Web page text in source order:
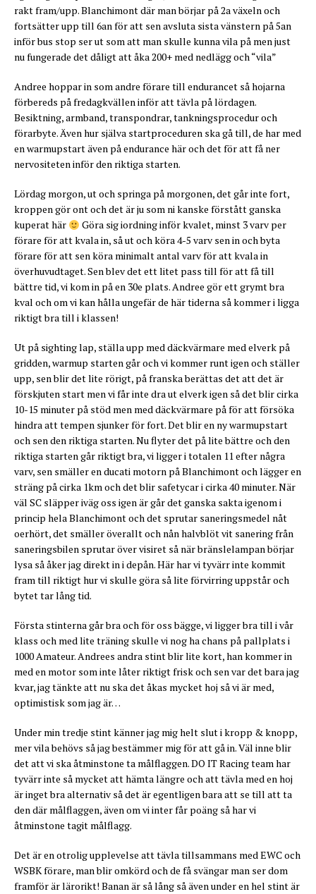
rakt fram/upp. Blanchimont där man börjar på 2a växeln och
fortsätter upp till 6an för att sen avsluta sista vänstern på 5an
inför bus stop ser ut som att man skulle kunna vila på men just
nu fungerade det dåligt att åka 200+ med nedlägg och “vila”
Andree hoppar in som andre förare till endurancet så hojarna
förbereds på fredagkvällen inför att tävla på lördagen.
Besiktning, armband, transpondrar, tankningsprocedur och
förarbyte. Även hur själva startproceduren ska gå till, de har med
en warmupstart även på endurance här och det för att få ner
nervositeten inför den riktiga starten.
Lördag morgon, ut och springa på morgonen, det går inte fort,
kroppen gör ont och det är ju som ni kanske förstått ganska
kuperat här
Göra sig iordning inför kvalet, minst 3 varv per
förare för att kvala in, så ut och köra 4-5 varv sen in och byta
förare för att sen köra minimalt antal varv för att kvala in
överhuvudtaget. Sen blev det ett litet pass till för att få till
bättre tid, vi kom in på en 30e plats. Andree gör ett grymt bra
kval och om vi kan hålla ungefär de här tiderna så kommer i ligga
riktigt bra till i klassen!
Ut på sighting lap, ställa upp med däckvärmare med elverk på
gridden, warmup starten går och vi kommer runt igen och ställer
upp, sen blir det lite rörigt, på franska berättas det att det är
förskjuten start men vi får inte dra ut elverk igen så det blir cirka
10-15 minuter på stöd men med däckvärmare på för att försöka
hindra att tempen sjunker för fort. Det blir en ny warmupstart
och sen den riktiga starten. Nu flyter det på lite bättre och den
riktiga starten går riktigt bra, vi ligger i totalen 11 efter några
varv, sen smäller en ducati motorn på Blanchimont och lägger en
sträng på cirka 1km och det blir safetycar i cirka 40 minuter. När
väl SC släpper iväg oss igen är går det ganska sakta igenom i
princip hela Blanchimont och det sprutar saneringsmedel nåt
oerhört, det smäller överallt och nån halvblöt vit sanering från
saneringsbilen sprutar över visiret så när bränslelampan börjar
lysa så åker jag direkt in i depån. Här har vi tyvärr inte kommit
fram till riktigt hur vi skulle göra så lite förvirring uppstår och
bytet tar lång tid.
Första stinterna går bra och för oss bägge, vi ligger bra till i vår
klass och med lite träning skulle vi nog ha chans på pallplats i
1000 Amateur. Andrees andra stint blir lite kort, han kommer in
med en motor som inte låter riktigt frisk och sen var det bara jag
kvar, jag tänkte att nu ska det åkas mycket hoj så vi är med,
optimistisk som jag är…
Under min tredje stint känner jag mig helt slut i kropp & knopp,
mer vila behövs så jag bestämmer mig för att gå in. Väl inne blir
det att vi ska åtminstone ta målflaggen. DO IT Racing team har
tyvärr inte så mycket att hämta längre och att tävla med en hoj
är inget bra alternativ så det är egentligen bara att se till att ta
den där målflaggen, även om vi inter får poäng så har vi
åtminstone tagit målflagg.
Det är en otrolig upplevelse att tävla tillsammans med EWC och
WSBK förare, man blir omkörd och de få svängar man ser dom
framför är lärorikt! Banan är så lång så även under en hel stint är